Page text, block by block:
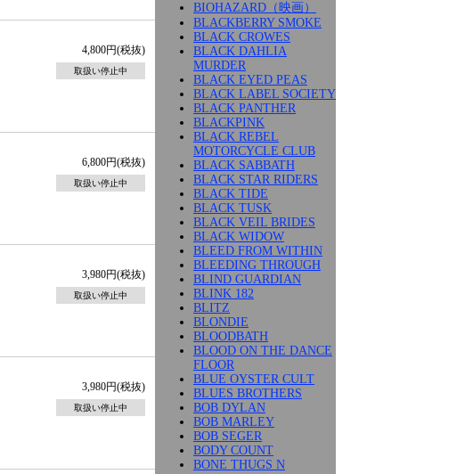
4,800円(税抜)
取扱い停止中
6,800円(税抜)
取扱い停止中
3,980円(税抜)
取扱い停止中
3,980円(税抜)
取扱い停止中
BIOHAZARD（映画）
BLACKBERRY SMOKE
BLACK CROWES
BLACK DAHLIA
MURDER
BLACK EYED PEAS
BLACK LABEL SOCIETY
BLACK PANTHER
BLACKPINK
BLACK REBEL
MOTORCYCLE CLUB
BLACK SABBATH
BLACK STAR RIDERS
BLACK TIDE
BLACK TUSK
BLACK VEIL BRIDES
BLACK WIDOW
BLEED FROM WITHIN
BLEEDING THROUGH
BLIND GUARDIAN
BLINK 182
BLITZ
BLONDIE
BLOODBATH
BLOOD ON THE DANCE
FLOOR
BLUE OYSTER CULT
BLUES BROTHERS
BOB DYLAN
BOB MARLEY
BOB SEGER
BODY COUNT
BONE THUGS N